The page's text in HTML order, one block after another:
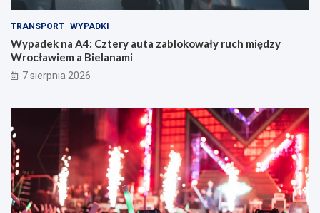
TRANSPORT WYPADKI
Wypadek na A4: Cztery auta zablokowały ruch między
Wrocławiem a Bielanami
7 sierpnia 2026